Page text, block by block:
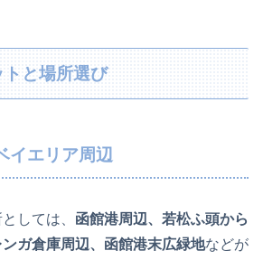
と場所選び
イエリア周辺
しては、 函館港周辺、若松ふ頭から
ガ倉庫周辺、函館港末広緑地などが